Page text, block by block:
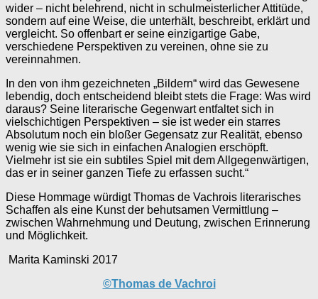
wider – nicht belehrend, nicht in schulmeisterlicher Attitüde,
sondern auf eine Weise, die unterhält, beschreibt, erklärt und
vergleicht. So offenbart er seine einzigartige Gabe,
verschiedene Perspektiven zu vereinen, ohne sie zu
vereinnahmen.
In den von ihm gezeichneten „Bildern“ wird das Gewesene
lebendig, doch entscheidend bleibt stets die Frage: Was wird
daraus? Seine literarische Gegenwart entfaltet sich in
vielschichtigen Perspektiven – sie ist weder ein starres
Absolutum noch ein bloßer Gegensatz zur Realität, ebenso
wenig wie sie sich in einfachen Analogien erschöpft.
Vielmehr ist sie ein subtiles Spiel mit dem Allgegenwärtigen,
das er in seiner ganzen Tiefe zu erfassen sucht.“
Diese Hommage würdigt Thomas de Vachrois literarisches
Schaffen als eine Kunst der behutsamen Vermittlung –
zwischen Wahrnehmung und Deutung, zwischen Erinnerung
und Möglichkeit.
Marita Kaminski 2017
©Thomas de Vachroi